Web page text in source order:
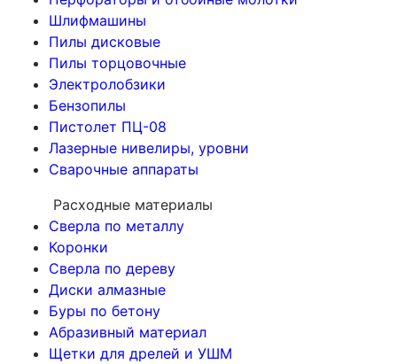
Шлифмашины
Пилы дисковые
Пилы торцовочные
Электролобзики
Бензопилы
Пистолет ПЦ-08
Лазерные нивелиры, уровни
Сварочные аппараты
Расходные материалы
Сверла по металлу
Коронки
Сверла по дереву
Диски алмазные
Буры по бетону
Абразивный материал
Щетки для дрелей и УШМ